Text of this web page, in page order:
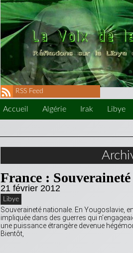
RSS Feed
Accueil Algérie Irak Libye
France :
21 février 2012
Libye
Souveraineté nationale. En Yougoslavie,
impliquée dans des guerres qui
une puissance étrangère devenue
Bientôt,